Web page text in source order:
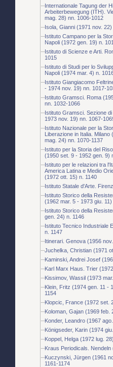
Internationale Tagung der
Arbeiterbewegung (ITH).
mag. 28) nn. 1006-1012
Isola, Gianni (1971 nov.
Istituto Campano per la
Napoli (1972 gen. 19) n.
Istituto di Scienze e Arti.
1015
Istituto di Studi per lo
Napoli (1974 mar. 4) n.
Istituto Giangiacomo
- 1974 nov. 19) nn. 1017-
Istituto Gramsci. Roma
nn. 1032-1066
Istituto Gramsci. Sezione
1973 nov. 19) nn. 1067-
Istituto Nazionale per la
Liberazione in Italia. Milano
mag. 24) nn. 1070-1137
Istituto per la Storia del
(1950 set. 9 - 1952 gen. 9)
Istituto per le relazioni tra
America Latina e Medio
(1972 ott. 15) n. 1140
Istituto Statale d'Arte.
Istituto Storico della
(1962 mar. 5 - 1973 giu.
Istituto Storico della
gen. 24) n. 1146
Istituto Tecnico Industriale
n. 1147
Itinerari. Genova (1956
Juchelka, Christian (1971
Kaminski, Andrei Josef
Karl Marx Haus. Trier
Kissimov, Wassil (1973
Klein, Fritz (1974 gen. 11 -
1154
Klopcic, France (1972 set.
Koloman, Gajan (1969 feb.
Konder, Leandro (1967
Königseder, Karin (1974
Koppel, Helga (1972 lug.
Kraus Periodicals. Nendeln
Kuczynski, Jürgen (1961
1161-1174